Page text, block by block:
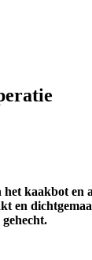
kaakbot
en